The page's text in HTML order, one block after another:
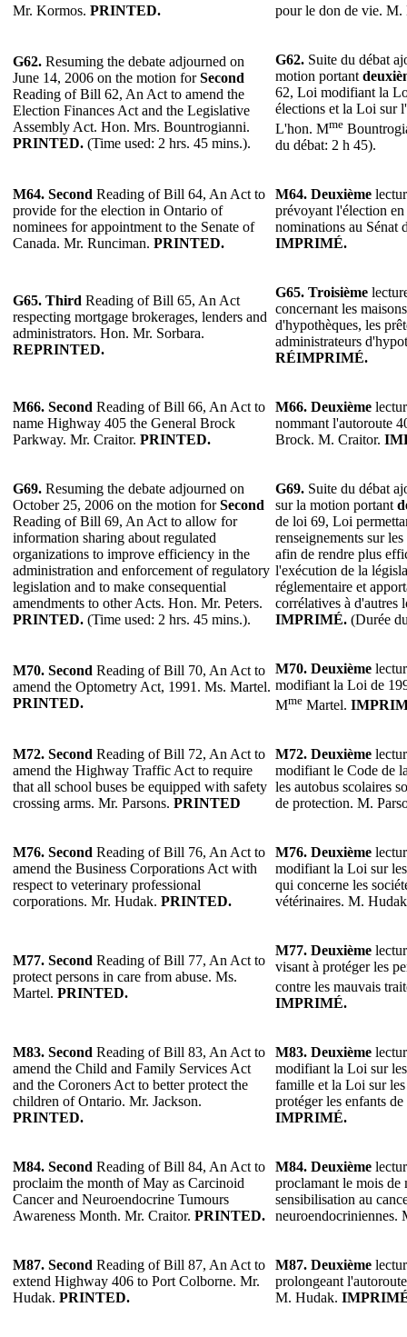
Mr. Kormos. PRINTED.
pour le don de vie.
G62. Resuming the debate adjourned on
June 14, 2006 on the motion forSecond
Reading of Bill 62, An Act to amend the
Election Finances Act and the Legislative
Assembly Act. Hon. Mrs. Bountrogianni.
PRINTED. (Time used: 2 hrs. 45 mins.).
G62. Suite du débat
motion portant
62, Loi modifiant la
élections et la Loi sur
L'hon. Mme
du débat: 2 h 45).
M64. Second Reading of Bill 64, An Act to
provide for the election in Ontario of
nominees for appointment to the Senate of
Canada. Mr. Runciman. PRINTED.
M64. Deuxième
prévoyant l'élection
nominations au Sénat
IMPRIMÉ.
G65. Third Reading of Bill 65, An Act
respecting mortgage brokerages, lenders and
administrators. Hon. Mr. Sorbara.
REPRINTED.
G65. Troisième
concernant les
d'hypothèques, les
administrateurs
RÉIMPRIMÉ.
M66. Second Reading of Bill 66, An Act to
name Highway 405 the General Brock
Parkway. Mr. Craitor. PRINTED.
M66. Deuxième
nommant l'autoroute
Brock. M. Craitor.
G69. Resuming the debate adjourned on
October 25, 2006 on the motion forSecond
Reading of Bill 69, An Act to allow for
information sharing about regulated
organizations to improve efficiency in the
administration and enforcement of regulatory
legislation and to make consequential
amendments to other Acts. Hon. Mr. Peters.
PRINTED. (Time used: 2 hrs. 45 mins.).
G69. Suite du débat
sur la motion portant
de loi 69, Loi
renseignements sur
afin de rendre plus
l'exécution de la
réglementaire et
corrélatives à d'autres
IMPRIMÉ. (Durée
M70. Second Reading of Bill 70, An Act to
amend the Optometry Act, 1991. Ms. Martel.
PRINTED.
M70. Deuxième
modifiant la Loi de
Mme Martel.
M72. Second Reading of Bill 72, An Act to
amend the Highway Traffic Act to require
that all school buses be equipped with safety
crossing arms. Mr. Parsons. PRINTED
M72. Deuxième
modifiant le Code de
les autobus scolaires
de protection. M.
M76. Second Reading of Bill 76, An Act to
amend the Business Corporations Act with
respect to veterinary professional
corporations. Mr. Hudak. PRINTED.
M76. Deuxième
modifiant la Loi sur
qui concerne les
vétérinaires. M.
M77. Second Reading of Bill 77, An Act to
protect persons in care from abuse. Ms.
Martel. PRINTED.
M77. Deuxième
visant à protéger les
contre les mauvais
IMPRIMÉ.
M83. Second Reading of Bill 83, An Act to
amend the Child and Family Services Act
and the Coroners Act to better protect the
children of Ontario. Mr. Jackson.
PRINTED.
M83. Deuxième
modifiant la Loi sur
famille et la Loi sur
protéger les enfants
IMPRIMÉ.
M84. Second Reading of Bill 84, An Act to
proclaim the month of May as Carcinoid
Cancer and Neuroendocrine Tumours
Awareness Month. Mr. Craitor. PRINTED.
M84. Deuxième
proclamant le mois de
sensibilisation au
neuroendocriniennes.
M87. Second Reading of Bill 87, An Act to
extend Highway 406 to Port Colborne. Mr.
Hudak. PRINTED.
M87. Deuxième
prolongeant
M. Hudak.